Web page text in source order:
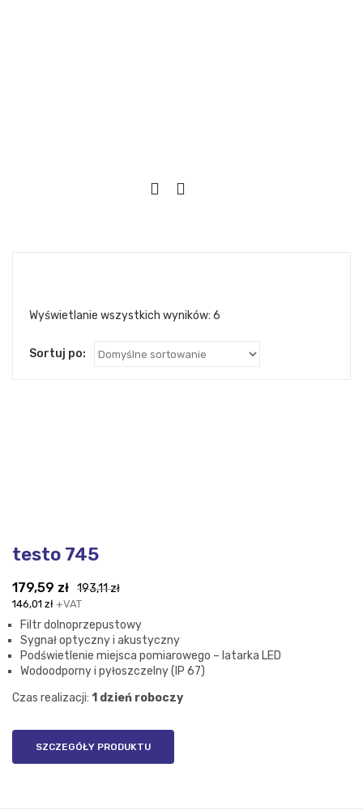
Wyświetlanie wszystkich wyników: 6
Sortuj po:
testo 745
193,11zł
wynosiła:
193,11 zł.
179,59 zł
wynosi:
179,59 zł.
146,01 zł +VAT
Filtr dolnoprzepustowy
Sygnał optyczny i akustyczny
Podświetlenie miejsca pomiarowego – latarka LED
Wodoodporny i pyłoszczelny (IP 67)
Czas realizacji: 1 dzień roboczy
SZCZEGÓŁY PRODUKTU